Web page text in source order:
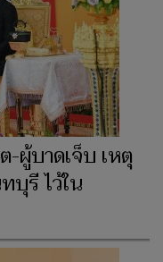
-ผู้บาดเจ็บ เหตุ
บุรี ไว้ใน